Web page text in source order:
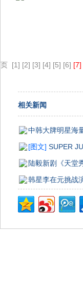
页 [1] [2] [3] [4] [5] [6] [7]
相关新闻
中韩大牌明星海
[图文] SUPER
陆毅新剧《天堂
韩星李在元挑战